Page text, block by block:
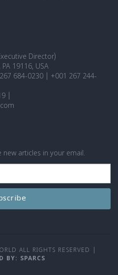
Director)
19116, USA
684-0230 | +001 267 244-
|
new articles in your email.
ALL RIGHTS RESERVED
BY: SPARCS